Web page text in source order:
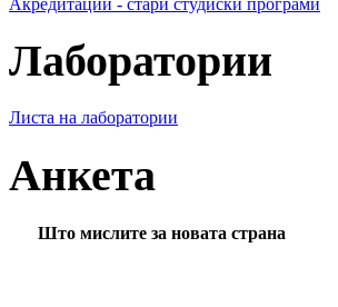
Лаборатории
Листа на лаборатории
Анкета
Што мислите за новата страна